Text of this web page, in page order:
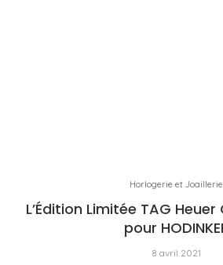
Horlogerie et Joaillerie
L’Édition Limitée TAG Heuer
pour
8 avril 2021